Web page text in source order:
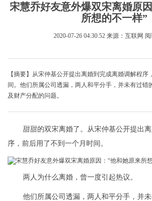
宋慧乔好友意外爆双宋离婚原
所想的不一样”
2020-07-26 04:30:52 来源：互联网
【摘要】从宋仲基公开提出离婚到完成离婚调解程
间。他们所属公司透漏，两人和平分手，并未有过错
及财产分配的问题。
甜甜的双宋离婚了。从宋仲基公开提出
序，前后用了不到一个月时间。
两人为什么离婚，曾一度引起热议。
他们所属公司透漏，两人和平分手，并